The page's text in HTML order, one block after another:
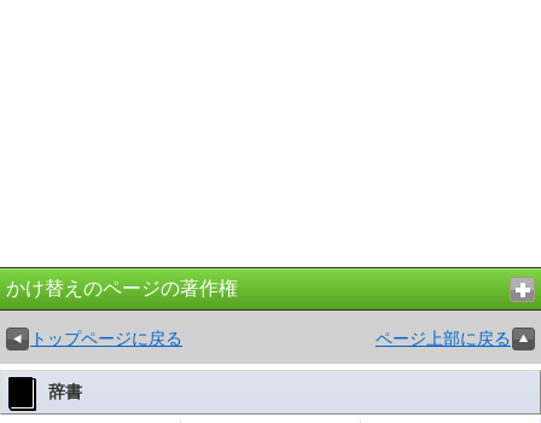
かけ替えのページの著作権
トップページに戻る ページ上部に戻る
辞書